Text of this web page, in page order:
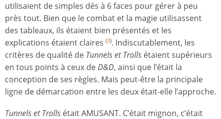
utilisaient de simples dés à 6 faces pour gérer à peu
près tout. Bien que le combat et la magie utilisassent
des tableaux, ils étaient bien présentés et les
explications étaient claires (3). Indiscutablement, les
critères de qualité de Tunnels et Trolls étaient supérieurs
en tous points à ceux deD&D, ainsi que l’était la
conception de ses règles. Mais peut-être la principale
ligne de démarcation entre les deux était-elle l’approche.
Tunnels et Trolls était AMUSANT. C’était mignon, c’était